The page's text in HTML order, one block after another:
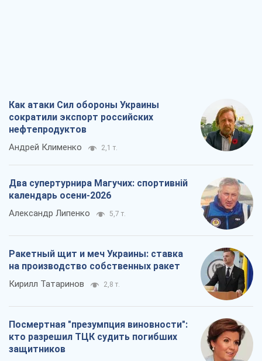
Как атаки Сил обороны Украины
сократили экспорт российских
нефтепродуктов
Андрей Клименко 2,1 т.
Два супертурнира Магучих: спортивній
календарь осени-2026
Александр Липенко 5,7 т.
Ракетный щит и меч Украины: ставка
на производство собственных ракет
Кирилл Татаринов 2,8 т.
Посмертная "презумпция виновности":
кто разрешил ТЦК судить погибших
защитников